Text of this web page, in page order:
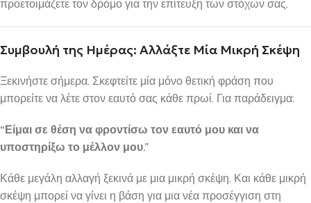
προετοιμάζετε τον δρόμο για την επίτευξη των στόχων σας.
Συμβουλή της Ημέρας: Αλλάξτε Μία Μικρή Σκέψη
Ξεκινήστε σήμερα. Σκεφτείτε μία μόνο θετική φράση που
μπορείτε να λέτε στον εαυτό σας κάθε πρωί. Για παράδειγμα:
“Είμαι σε θέση να φροντίσω τον εαυτό μου και να
υποστηρίξω το μέλλον μου.”
Κάθε μεγάλη αλλαγή ξεκινά με μια μικρή σκέψη. Και κάθε μικρή
σκέψη μπορεί να γίνει η βάση για μια νέα προσέγγιση στη